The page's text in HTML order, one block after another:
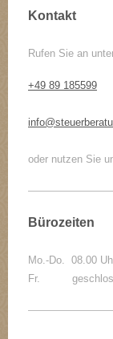
Kontakt
Rufen Sie an
+49 89 185599
oder nutzen Sie
Bürozeiten
Mo.-Do. 08.00
Fr.